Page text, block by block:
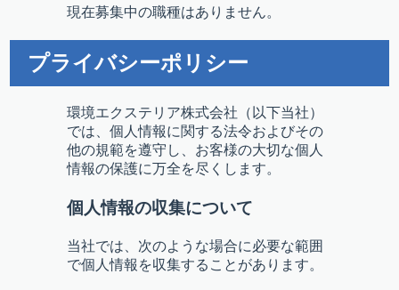
現在募集中の職種はありません。
プライバシーポリシー
環境エクステリア株式会社（以下当社）
では、個人情報に関する法令およびその
他の規範を遵守し、お客様の大切な個人
情報の保護に万全を尽くします。
個人情報の収集について
当社では、次のような場合に必要な範囲
で個人情報を収集することがあります。